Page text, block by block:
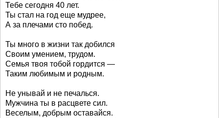
Тебе сегодня 40 лет.
Ты стал на год еще мудрее,
А за плечами сто побед.
Ты много в жизни так добился
Своим умением, трудом.
Семья твоя тобой гордится —
Таким любимым и родным.
Не унывай и не печалься.
Мужчина ты в расцвете сил.
Веселым, добрым оставайся.